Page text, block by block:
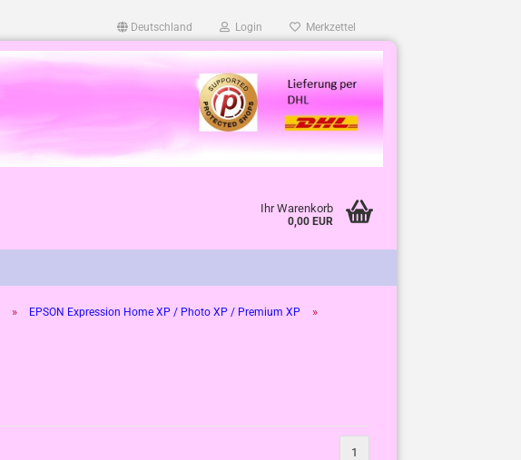
Deutschland Login Merkzettel
Ihr Warenkorb
0,00 EUR
» EPSON Expression Home XP / Photo XP / Premium XP »
1